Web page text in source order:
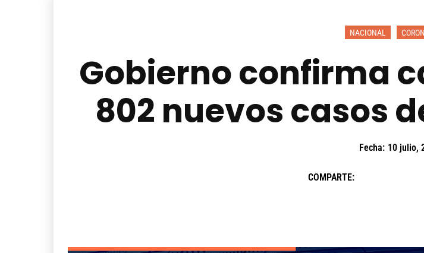
NACIONAL
Gobierno confirma
802 nuevos casos
Fecha: 10 julio,
COMPARTE: